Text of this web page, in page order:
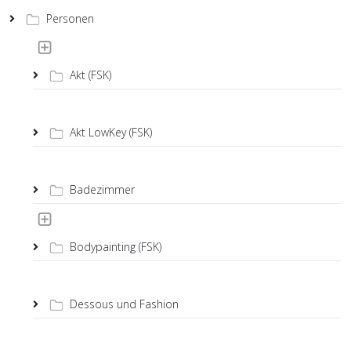
Personen
Akt (FSK)
Akt LowKey (FSK)
Badezimmer
Bodypainting (FSK)
Dessous und Fashion